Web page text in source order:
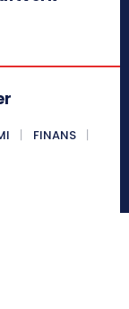
FINANS